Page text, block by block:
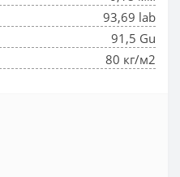
93,69 lab
91,5 Gu
80 кг/м2